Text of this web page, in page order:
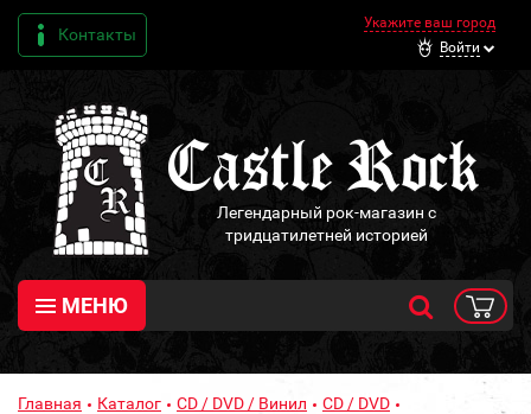
Контакты
Укажите ваш город
Войти
Легендарный рок-магазин с
тридцатилетней историей
МЕНЮ
Главная Каталог CD / DVD / Винил
CD / DVD